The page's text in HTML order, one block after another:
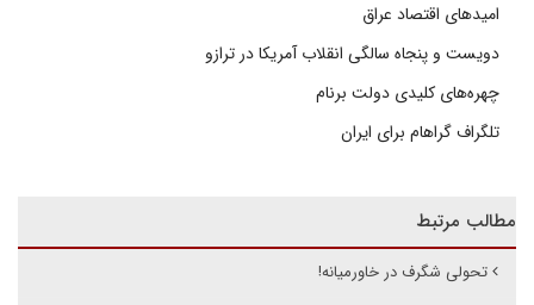
امیدهای اقتصاد عراق
دویست و پنجاه سالگی انقلاب آمریکا در ترازو
چهره‌های کلیدی دولت برنام
تلگراف گراهام برای ایران
مطالب مرتبط
تحولی شگرف در خاورمیانه!